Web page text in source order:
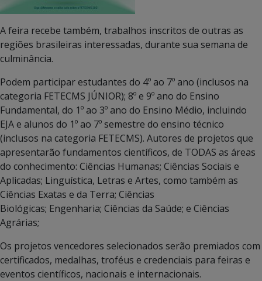
A feira recebe também, trabalhos inscritos de outras as
regiões brasileiras interessadas, durante sua semana de
culminância.
Podem participar estudantes do 4º ao 7º ano (inclusos na
categoria FETECMS JÚNIOR); 8º e 9º ano do Ensino
Fundamental, do 1º ao 3º ano do Ensino Médio, incluindo
EJA e alunos do 1º ao 7º semestre do ensino técnico
(inclusos na categoria FETECMS). Autores de projetos que
apresentarão fundamentos científicos, de TODAS as áreas
do conhecimento: Ciências Humanas; Ciências Sociais e
Aplicadas; Linguística, Letras e Artes, como também as
Ciências Exatas e da Terra; Ciências
Biológicas; Engenharia; Ciências da Saúde; e Ciências
Agrárias;
Os projetos vencedores selecionados serão premiados com
certificados, medalhas, troféus e credenciais para feiras e
eventos científicos, nacionais e internacionais.